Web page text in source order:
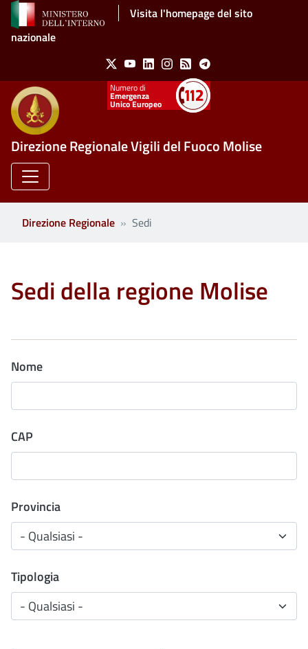
Salta al contenuto principaleVisita l'homepage del sito
nazionale
Social Menu
X YoutubeLinkedinInstagram
Feed Telegram
Emergenza
Unico Europeo
Direzione Regionale Vigili del Fuoco Molise
Direzione Regionale Sedi
Sedi della regione Molise
Nome
CAP
Provincia
Tipologia